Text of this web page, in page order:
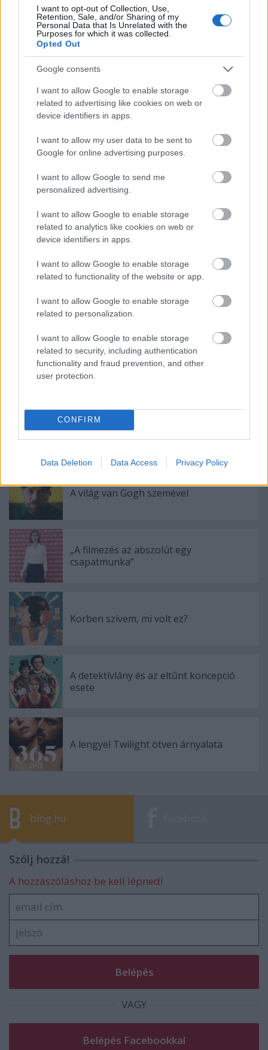
I want to opt-out of Collection, Use,
Retention, Sale, and/or Sharing of my
Personal Data that Is Unrelated with the
Purposes for which it was collected.
Opted Out
Google consents
I want to allow Google to enable storage
related to advertising like cookies on web or
device identifiers in apps.
I want to allow my user data to be sent to
Google for online advertising purposes.
I want to allow Google to send me
personalized advertising.
I want to allow Google to enable storage
related to analytics like cookies on web or
device identifiers in apps.
I want to allow Google to enable storage
related to functionality of the website or app.
I want to allow Google to enable storage
related to personalization.
I want to allow Google to enable storage
related to security, including authentication
functionality and fraud prevention, and other
user protection.
CONFIRM
Data Deletion Data Access Privacy Policy
ösztönös módon mindannyian vonzódunk, ami tele
van ismeretlen erőkkel és lényekkel, és ami bármikor
elpusztíthat minket, közönséges embereket.
De az is lehet, hogy a tengerből jövő mindenféle
furcsa mitológiai lények csak a képzelet
szüleményei, az igazán félelmetes az elborult
emberi elme, ami ezeket a nyálkás-csápos lényeket
létrehozza. Hogy mi az igazság, ki-ki töprengjen
rajta, a film megtekintése után.
A filmet a 16. Cinefest Nemzetközi Filmfesztivál
keretében láttuk.
Címkék:film cinefest
A világ van Gogh szemével
„A filmezés az abszolút egy
csapatmunka”
Korben szívem, mi volt ez?
A detektívlány és az eltűnt koncepció
esete
A lengyel Twilight ötven árnyalata
blog.hu
Szólj hozzá!
A hozzászóláshoz be kell lépned!
VAGY